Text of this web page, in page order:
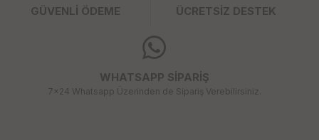
GÜVENLİ ÖDEME ÜCRETSİZ DESTEK
WHATSAPP SİPARİŞ
7x24 Whatsapp Üzerinden de Sipariş Verebilirsiniz.